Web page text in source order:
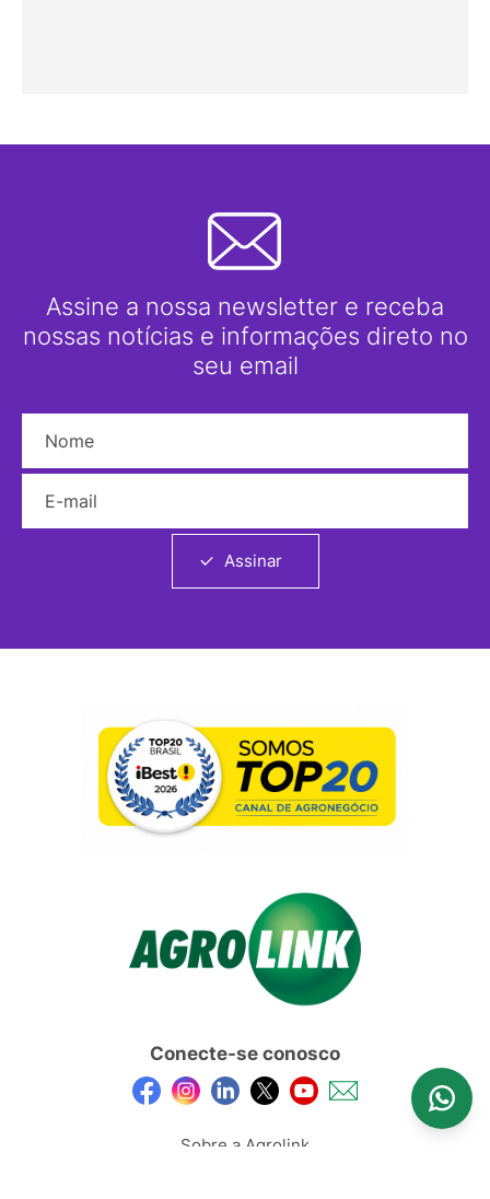
Assine a nossa newsletter e receba
nossas notícias e informações direto no
seu email
Assinar
Conecte-se conosco
Sobre a Agrolink